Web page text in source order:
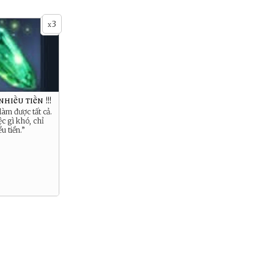
x3
tiền !!!
được tất cả.
gì khó, chỉ
tiền.”